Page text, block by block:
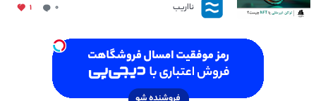
نااریب ۰ ۱